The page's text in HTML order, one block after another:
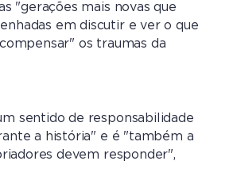
"gerações mais novas que
em discutir e ver o que
os traumas da
sentido de responsabilidade
a história" e é "também a
devem responder",